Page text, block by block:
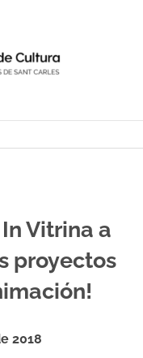
Vitrina a
proyectos
2018